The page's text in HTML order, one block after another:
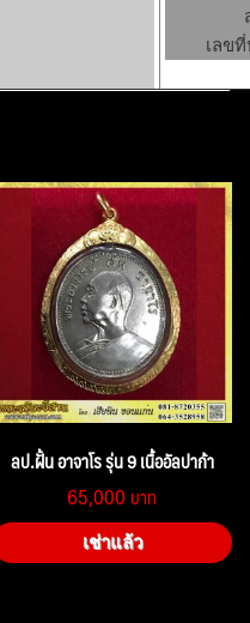
เลข
ลป.ฝั้น อาจาโร รุ่น 9 เนื้ออัลปาก้า
65,000
เช่าแล้ว